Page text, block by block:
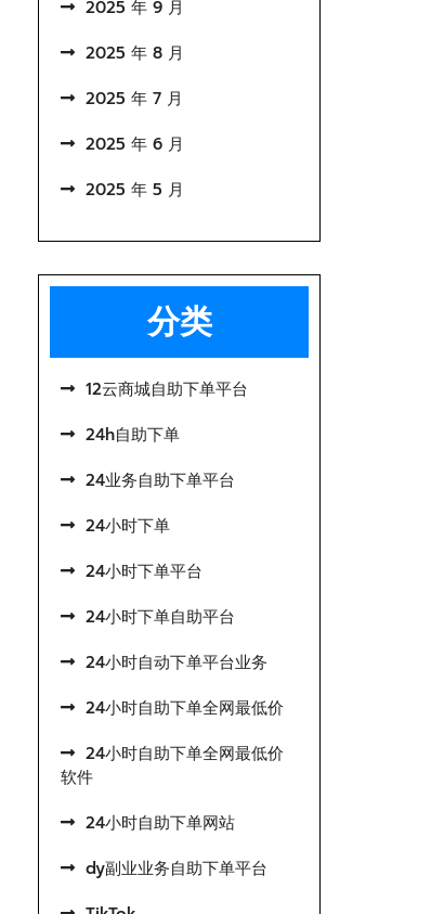
2025 年 9 月
2025 年 8 月
2025 年 7 月
2025 年 6 月
2025 年 5 月
分类
12云商城自助下单平台
24h自助下单
24业务自助下单平台
24小时下单
24小时下单平台
24小时下单自助平台
24小时自动下单平台业务
24小时自助下单全网最低价
24小时自助下单全网最低价
软件
24小时自助下单网站
dy副业业务自助下单平台